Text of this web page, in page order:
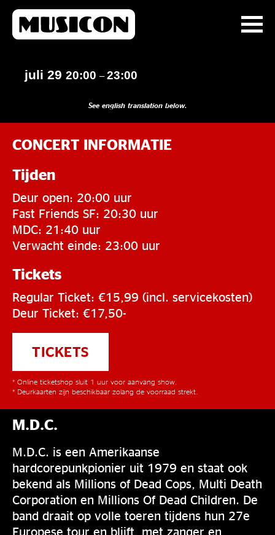
juli 29 20:00 –23:00
See english translation below.
CONCERT INFORMATIE
Tijden
Deur open: 20:00 uur
Fast Friends SF: 20:30 uur
MDC: 21:40 uur
Verwacht einde: 23:00 uur
Tickets
Regular Ticket: €15,99 (incl. servicekosten)
Deur Ticket: €17,50-
TICKETS
* Online ticketshop sluit 1 uur voor aanvang show.
* Deurkaarten zijn beschikbaar zolang de voorraad strekt.
M.D.C.
M.D.C. is een Amerikaanse
hardcorepunkpionier uit 1979 en staat ook
bekend als Millions of Dead Cops, Multi Death
Corporation en Millions Of Dead Children. De
band draait op volle toeren tijdens hun 27e
Europese tour en blijft, met zanger en